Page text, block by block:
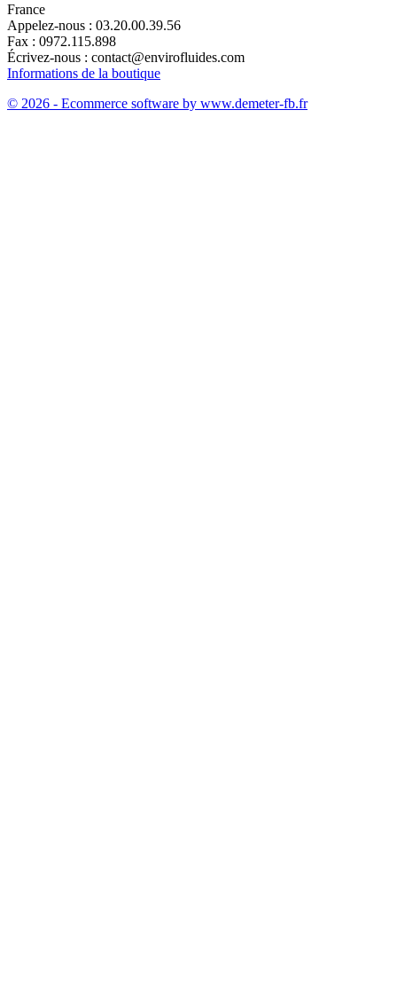
France
Appelez-nous : 03.20.00.39.56
Fax : 0972.115.898
Écrivez-nous : contact@envirofluides.com
Informations de la boutique
© 2026 - Ecommerce software by www.demeter-fb.fr